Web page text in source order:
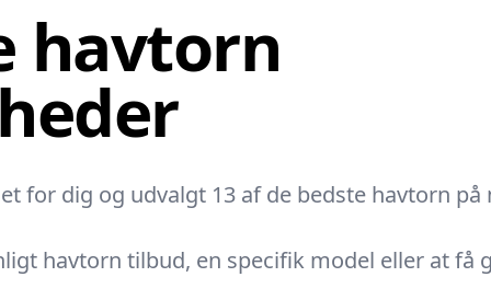
havtorn
for dig og udvalgt 13 af de bedste havtorn på
havtorn tilbud, en specifik model eller at få